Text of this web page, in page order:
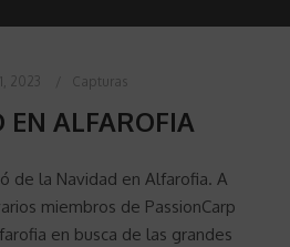
2023 Capturas
EN ALFAROFIA
de la Navidad en Alfarofia. A
miembros de PassionCarp
en busca de las grandes